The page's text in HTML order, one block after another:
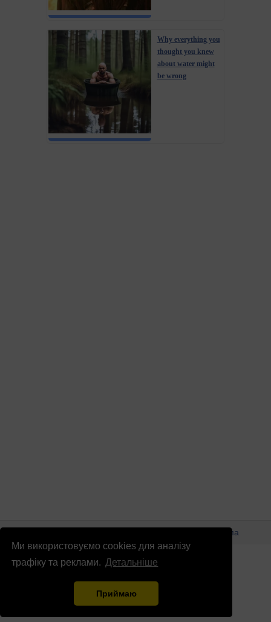
Ми використовуємо cookies для аналізу
трафіку та реклами. Детальніше
Приймаю
Why everything you
thought you knew
about water might
be wrong
© Патріоти України 2026 Правова інформація
Реклама
info@patrioty.org.ua